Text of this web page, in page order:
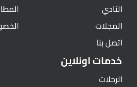
النادي
المجلات
اتصل بنا
خدمات اونلاين
الرحلات